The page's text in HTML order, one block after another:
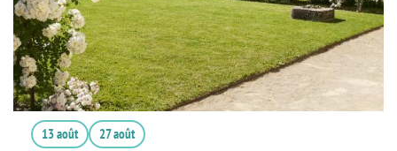
13 août 27 août